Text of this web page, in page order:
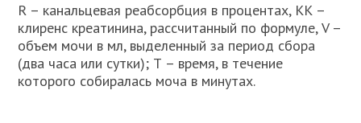
R – канальцевая реабсорбция в процентах, КК –
клиренс креатинина, рассчитанный по формуле, V –
объем мочи в мл, выделенный за период сбора
(два часа или сутки); Т – время, в течение
которого собиралась моча в минутах.